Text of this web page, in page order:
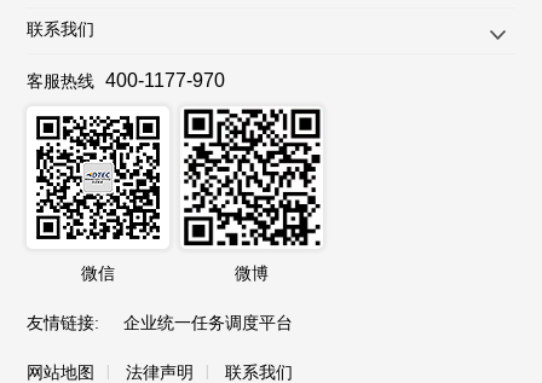
联系我们
客服热线 400-1177-970
微信 微博
友情链接: 企业统一任务调度平台
网站地图 | 法律声明 | 联系我们